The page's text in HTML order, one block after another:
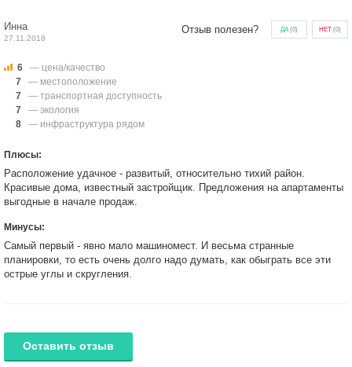
Инна
27.11.2018
Отзыв полезен? ДА(0) НЕТ (0)
6
— цена/качество
7
— местоположение
7
— транспортная доступность
7
— экология
8
— инфраструктура рядом
Плюсы:
Расположение удачное - развитый, относительно тихий район.
Красивые дома, известный застройщик. Предложения на апартаменты
выгодные в начале продаж.
Минусы:
Самый первый - явно мало машиномест. И весьма странные
планировки, то есть очень долго надо думать, как обыграть все эти
острые углы и скругления.
Оставить отзыв